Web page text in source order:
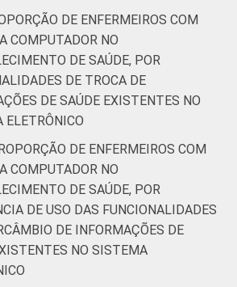
DE ENFERMEIROS COM
COMPUTADOR NO
DE SAÚDE, POR
DE TROCA DE
DE SAÚDE EXISTENTES NO
ELETRÔNICO
DE ENFERMEIROS COM
COMPUTADOR NO
DE SAÚDE, POR
DE USO DAS FUNCIONALIDADES
DE INFORMAÇÕES DE
NO SISTEMA